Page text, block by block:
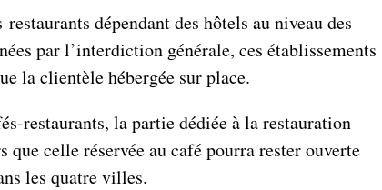
restaurants dépendant des hôtels au niveau des
par l’interdiction générale, ces établissements
la clientèle hébergée sur place.
restaurants, la partie dédiée à la restauration
que celle réservée au café pourra rester ouverte
les quatre villes.